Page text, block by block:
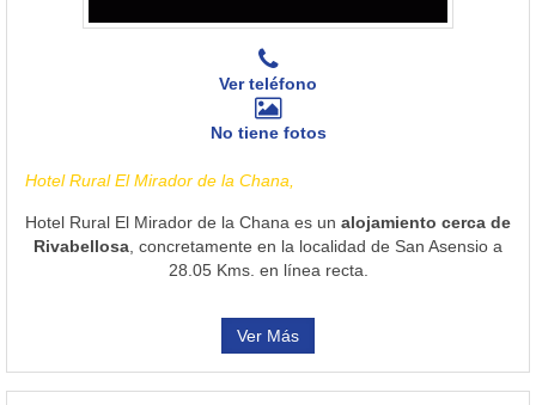
Ver teléfono
No tiene fotos
Hotel Rural El Mirador de la Chana,
Hotel Rural El Mirador de la Chana es un alojamiento cerca de
Rivabellosa , concretamente en la localidad de San Asensio a
28.05 Kms. en línea recta.
Ver Más